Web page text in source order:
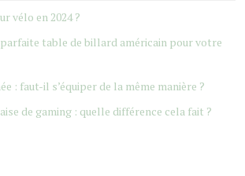
vélo en 2024 ?
table de billard américain pour votre
: faut-il s’équiper de la même manière ?
de gaming : quelle différence cela fait ?